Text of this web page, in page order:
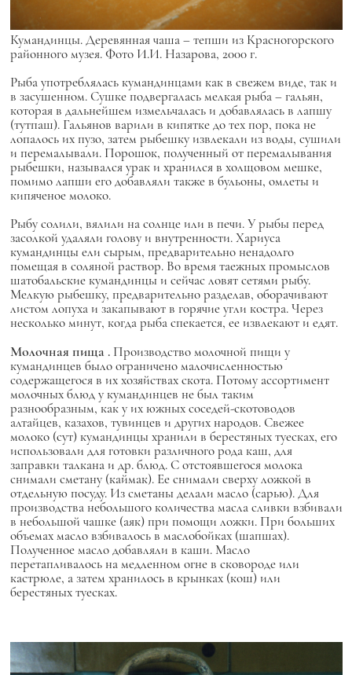
Кумандинцы. Деревянная чаша – тепши из Красногорского
районного музея. Фото И.И. Назарова, 2000 г.
Рыба употреблялась кумандинцами как в свежем виде, так и
в засушенном. Сушке подвергалась мелкая рыба – гальян,
которая в дальнейшем измельчалась и добавлялась в лапшу
(тутпаш). Гальянов варили в кипятке до тех пор, пока не
лопалось их пузо, затем рыбешку извлекали из воды, сушили
и перемалывали. Порошок, полученный от перемалывания
рыбешки, назывался урак и хранился в холщовом мешке,
помимо лапши его добавляли также в бульоны, омлеты и
кипяченое молоко.
Рыбу солили, вялили на солнце или в печи. У рыбы перед
засолкой удаляли голову и внутренности. Хариуса
кумандинцы ели сырым, предварительно ненадолго
помещая в соляной раствор. Во время таежных промыслов
шатобальские кумандинцы и сейчас ловят сетями рыбу.
Мелкую рыбешку, предварительно разделав, оборачивают
листом лопуха и закапывают в горячие угли костра. Через
несколько минут, когда рыба спекается, ее извлекают и едят.
Молочная пища . Производство молочной пищи у
кумандинцев было ограничено малочисленностью
содержащегося в их хозяйствах скота. Потому ассортимент
молочных блюд у кумандинцев не был таким
разнообразным, как у их южных соседей-скотоводов
алтайцев, казахов, тувинцев и других народов. Свежее
молоко (сут) кумандинцы хранили в берестяных туесках, его
использовали для готовки различного рода каш, для
заправки талкана и др. блюд. С отстоявшегося молока
снимали сметану (каймак). Ее снимали сверху ложкой в
отдельную посуду. Из сметаны делали масло (сарью). Для
производства небольшого количества масла сливки взбивали
в небольшой чашке (аяк) при помощи ложки. При больших
объемах масло взбивалось в маслобойках (шапшах).
Полученное масло добавляли в каши. Масло
перетапливалось на медленном огне в сковороде или
кастрюле, а затем хранилось в крынках (кош) или
берестяных туесках.